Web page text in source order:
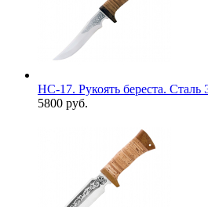
НС-17. Рукоять береста.
5800 руб.